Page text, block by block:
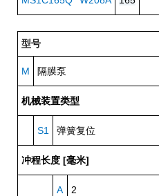
型号
M 隔膜泵
机械装置类型
S1 弹簧复位
冲程长度 [毫米]
A 2